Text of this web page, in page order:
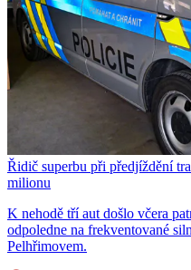
Řidič superbu při předjíždění
milionu
K nehodě tří aut došlo včera
odpoledne na frekventované
Pelhřimovem.